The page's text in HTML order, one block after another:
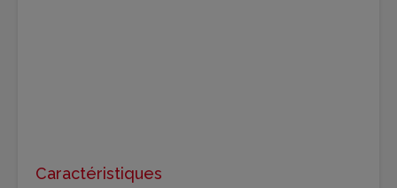
Caractéristiques